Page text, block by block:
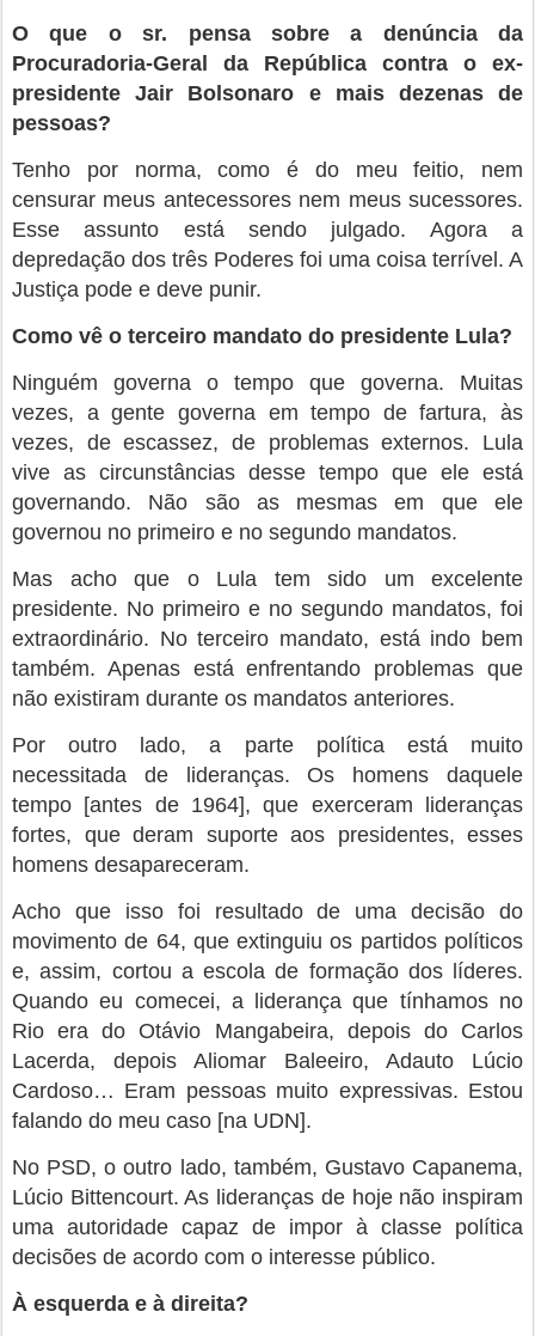
O que o sr. pensa sobre a denúncia da
Procuradoria-Geral da República contra o ex-
presidente Jair Bolsonaro e mais dezenas de
pessoas?
Tenho por norma, como é do meu feitio, nem
censurar meus antecessores nem meus sucessores.
Esse assunto está sendo julgado. Agora a
depredação dos três Poderes foi uma coisa terrível. A
Justiça pode e deve punir.
Como vê o terceiro mandato do presidente Lula?
Ninguém governa o tempo que governa. Muitas
vezes, a gente governa em tempo de fartura, às
vezes, de escassez, de problemas externos. Lula
vive as circunstâncias desse tempo que ele está
governando. Não são as mesmas em que ele
governou no primeiro e no segundo mandatos.
Mas acho que o Lula tem sido um excelente
presidente. No primeiro e no segundo mandatos, foi
extraordinário. No terceiro mandato, está indo bem
também. Apenas está enfrentando problemas que
não existiram durante os mandatos anteriores.
Por outro lado, a parte política está muito
necessitada de lideranças. Os homens daquele
tempo [antes de 1964], que exerceram lideranças
fortes, que deram suporte aos presidentes, esses
homens desapareceram.
Acho que isso foi resultado de uma decisão do
movimento de 64, que extinguiu os partidos políticos
e, assim, cortou a escola de formação dos líderes.
Quando eu comecei, a liderança que tínhamos no
Rio era do Otávio Mangabeira, depois do Carlos
Lacerda, depois Aliomar Baleeiro, Adauto Lúcio
Cardoso… Eram pessoas muito expressivas. Estou
falando do meu caso [na UDN].
No PSD, o outro lado, também, Gustavo Capanema,
Lúcio Bittencourt. As lideranças de hoje não inspiram
uma autoridade capaz de impor à classe política
decisões de acordo com o interesse público.
À esquerda e à direita?